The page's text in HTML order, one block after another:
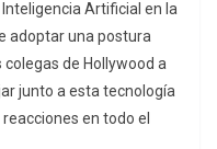
Artificial en la
adoptar una postura
de Hollywood a
junto a esta tecnología
en todo el